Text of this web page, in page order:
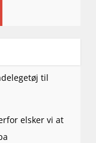
til
elsker vi at